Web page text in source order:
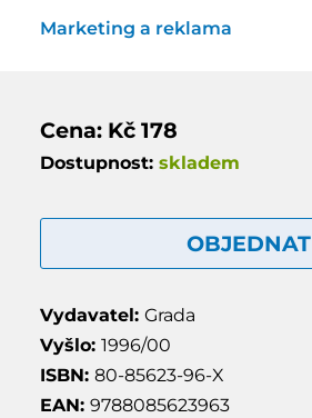
Marketing a reklama
Cena: Kč 178
Dostupnost: skladem
OBJEDNAT
Vydavatel: Grada
Vyšlo: 1996/00
ISBN: 80-85623-96-X
EAN: 9788085623963